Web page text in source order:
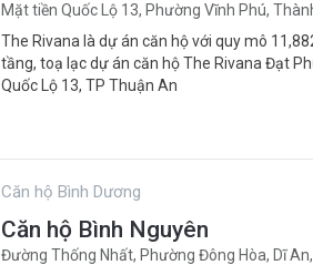
The Rivana là dự án căn hộ với quy mô
tầng, toạ lạc dự án căn hộ The Rivana Đạt
Quốc Lộ 13, TP Thuận An
Căn hộ Bình Dương
Căn hộ Bình Nguyên
Đường Thống Nhất, Phường Đông Hòa, Dĩ